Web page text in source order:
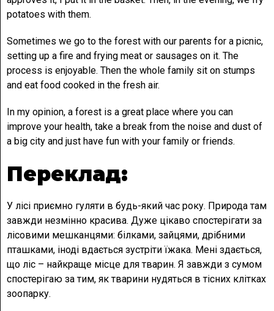
potatoes with them.
Sometimes we go to the forest with our parents for a picnic,
setting up a fire and frying meat or sausages on it. The
process is enjoyable. Then the whole family sit on stumps
and eat food cooked in the fresh air.
In my opinion, a forest is a great place where you can
improve your health, take a break from the noise and dust of
a big city and just have fun with your family or friends.
Переклад:
У лісі приємно гуляти в будь-який час року. Природа там
завжди незмінно красива. Дуже цікаво спостерігати за
лісовими мешканцями: білками, зайцями, дрібними
пташками, іноді вдається зустріти їжака. Мені здається,
що ліс – найкраще місце для тварин. Я завжди з сумом
спостерігаю за тим, як тварини нудяться в тісних клітках
зоопарку.